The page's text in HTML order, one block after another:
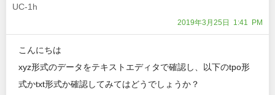
UC-1h
2019年3月25日 1:41 PM
こんにちは
xyz形式のデータをテキストエディタで確認し、以下のtpo形
式かtxt形式か確認してみてはどうでしょうか？